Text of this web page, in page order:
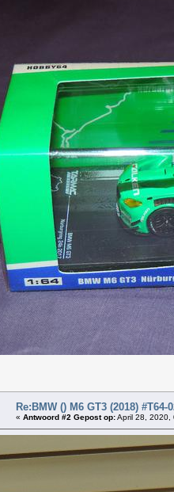
Re:BMW () M6 GT3 (2018) #T64-
« Antwoord #2 Gepost op:April 28, 2020,